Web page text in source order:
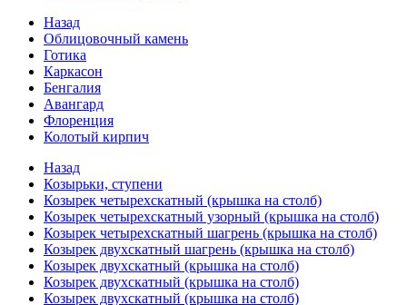
Назад
Облицовочный камень
Готика
Каркасон
Бенгалия
Авангард
Флоренция
Колотый кирпич
Назад
Козырьки, ступени
Козырек четырехскатный (крышка на столб)
Козырек четырехскатный узорный (крышка на столб)
Козырек четырехскатный шагрень (крышка на столб)
Козырек двухскатный шагрень (крышка на столб)
Козырек двухскатный (крышка на столб)
Козырек двухскатный (крышка на столб)
Козырек двухскатный (крышка на столб)